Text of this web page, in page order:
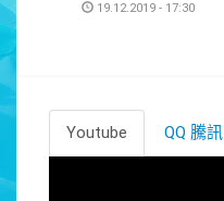
19.12.2019 - 17:30
Youtube QQ 騰訊